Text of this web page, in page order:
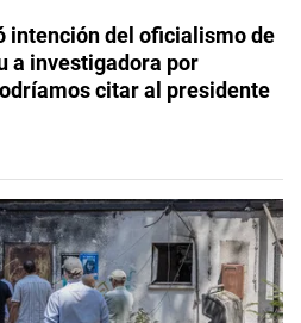
intención del oficialismo de
a investigadora por
citar al presidente